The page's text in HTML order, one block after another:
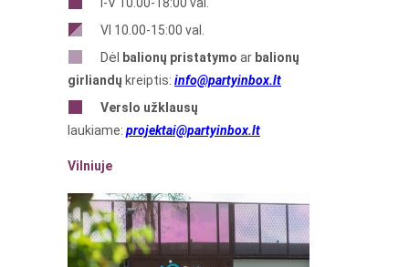
VI 10.00-15:00 val.
Dėl
balionų pristatymo ar balionų
girliandų kreiptis: info@partyinbox.lt
Verslo užklausų
laukiame: projektai@partyinbox.lt
Vilniuje